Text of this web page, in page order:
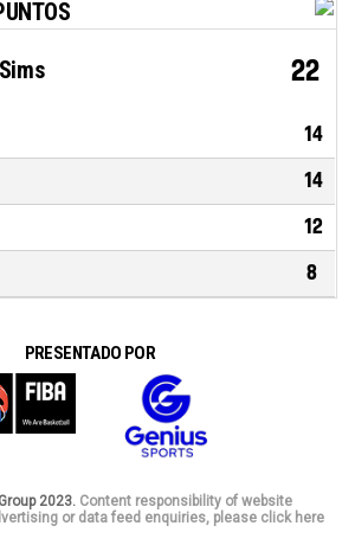
22
14
14
12
8
PRESENTADO POR
2023. Content responsibility of website
or data feed enquiries, please click here